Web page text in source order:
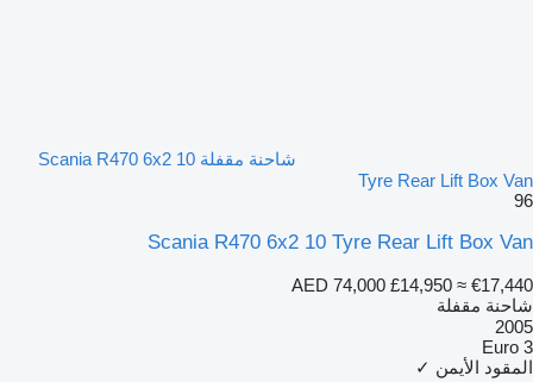
شاحنة مقفلة Scania R470 6x2 10
Tyre Rear Lift Box Van
96
Scania R470 6x2 10 Tyre Rear Lift Box Van
AED 74,000 £14,950 ≈ €17,440
شاحنة مقفلة
2005
Euro 3
المقود الأيمن ✓